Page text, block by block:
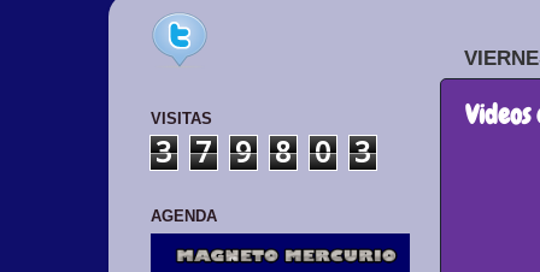
VISITAS
3 7 9 8 0 3
AGENDA